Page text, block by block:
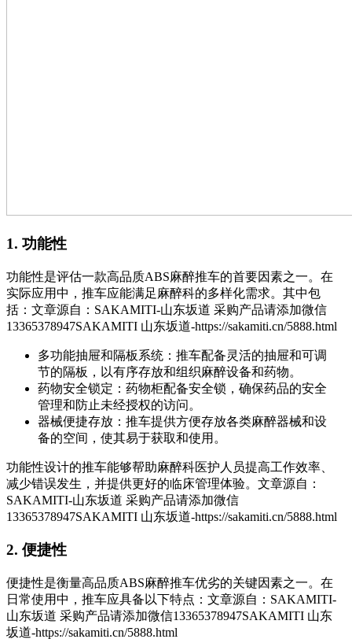
1. 功能性
功能性是评估一款高品质ABS麻醉推车的首要因素之一。在
实际应用中，推车应能满足麻醉科的多样化需求。其中包
括： 文章源自：SAKAMITI-山东坂道 采购产品请添加微信
13365378947SAKAMITI 山东坂道-https://sakamiti.cn/5888.html
多功能抽屉和隔板系统：推车配备灵活的抽屉和可调
节的隔板，以有序存放和组织麻醉设备和药物。
药物安全锁定：药物柜配备安全锁，确保药品的安全
管理和防止未经授权的访问。
器械便捷存放：推车提供方便存放各类麻醉器械和设
备的空间，使其易于获取和使用。
功能性设计的推车能够帮助麻醉科医护人员提高工作效率、
减少错误发生，并提供更好的临床管理体验。 文章源自：
SAKAMITI-山东坂道 采购产品请添加微信
13365378947SAKAMITI 山东坂道-https://sakamiti.cn/5888.html
2. 便捷性
便捷性是衡量高品质ABS麻醉推车优劣的关键因素之一。在
日常使用中，推车应具备以下特点： 文章源自：SAKAMITI-
山东坂道 采购产品请添加微信13365378947SAKAMITI 山东
坂道-https://sakamiti.cn/5888.html